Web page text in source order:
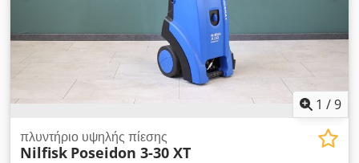
1 /9
πλυντήριο υψηλής πίεσης
Nilfisk Poseidon 3-30 XT